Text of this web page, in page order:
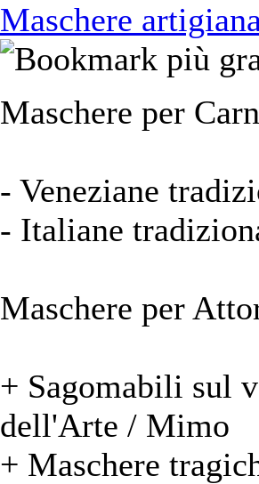
Maschere
Maschere per
- Veneziane
- Italiane
Maschere per
+ Sagomabili sul
dell'Arte / Mimo
+ Maschere